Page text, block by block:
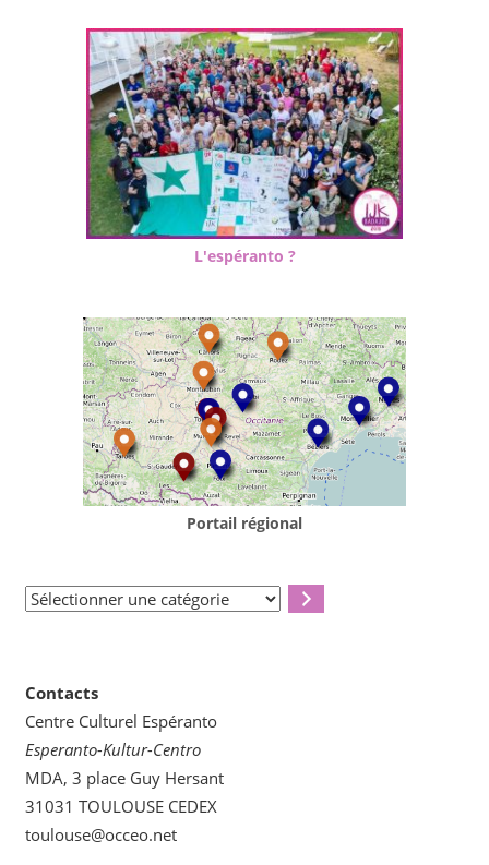
L'espéranto ?
Portail régional
Sélectionner
Contacts
Centre Culturel Espéranto
Esperanto-Kultur-Centro
MDA, 3 place Guy Hersant
31031 TOULOUSE CEDEX
toulouse@occeo.net